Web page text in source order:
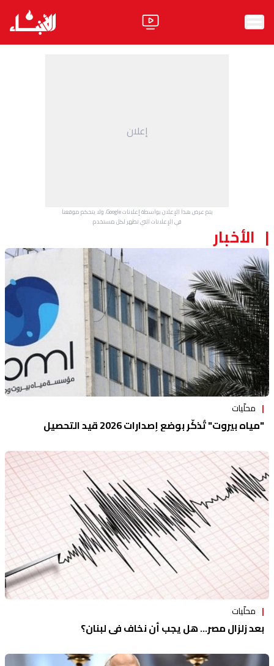
ثقافة ومجتمع
منوعات
إعلان
يتم عرض هذا الإعلان بواسطة إعلانات Google، ولا يتحكم موقعنا
في الإعلانات التي تظهر لكل مستخدم.
الأخبار
محلّيات
"مياه بيروت" تُذكّر بوضع إصدارات 2026 قيد التحصيل
محلّيات
بعد زلزال مصر... هل يجب أن نخاف في لبنان؟